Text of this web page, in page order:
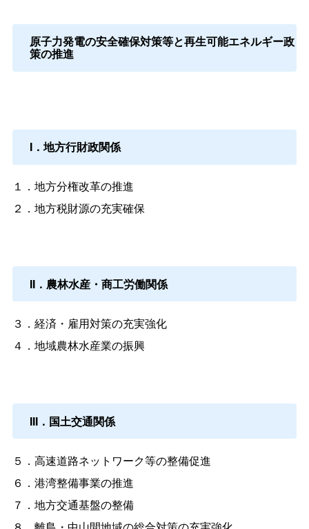
原子力発電の安全確保対策等と再生可能エネルギー政
策の推進
I．地方行財政関係
１．地方分権改革の推進
２．地方税財源の充実確保
II．農林水産・商工労働関係
３．経済・雇用対策の充実強化
４．地域農林水産業の振興
III．国土交通関係
５．高速道路ネットワーク等の整備促進
６．港湾整備事業の推進
７．地方交通基盤の整備